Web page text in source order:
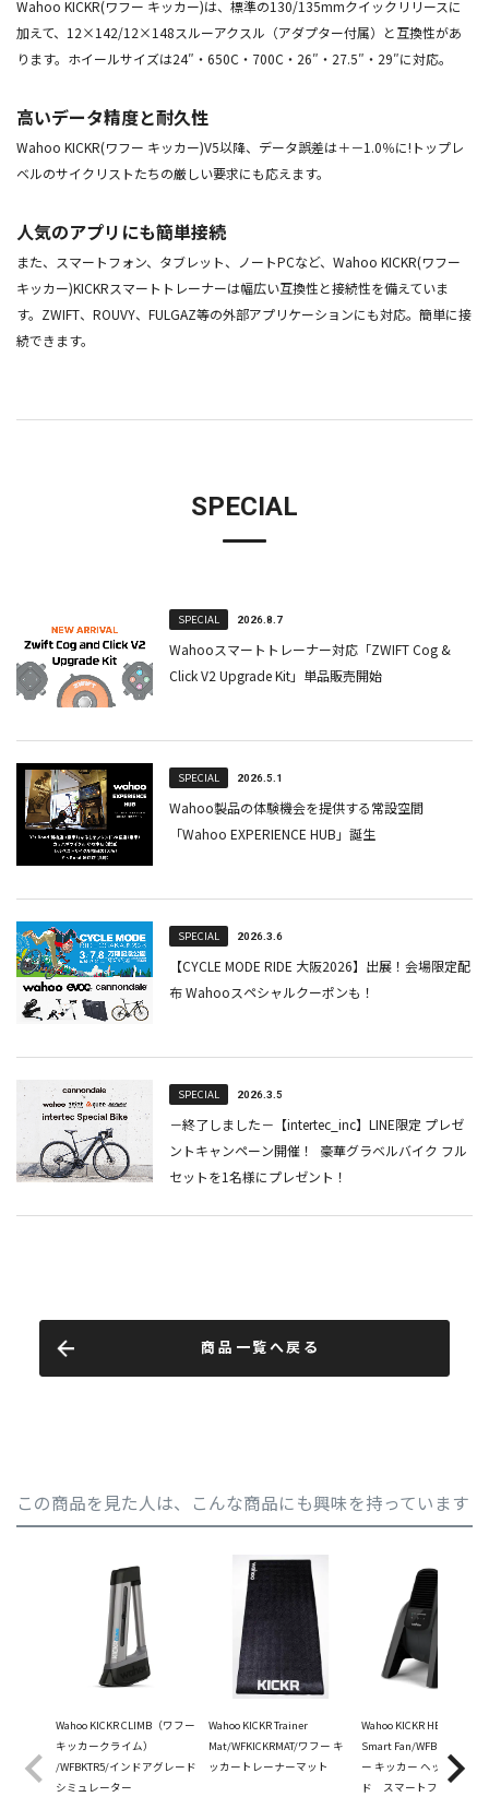
Wahoo KICKR(ワフー キッカー)は、標準の130/135mmクイックリリースに
加えて、12×142/12×148スルーアクスル（アダプター付属）と互換性があ
ります。ホイールサイズは24″・650C・700C・26″・27.5″・29″に対応。
高いデータ精度と耐久性
Wahoo KICKR(ワフー キッカー)V5以降、データ誤差は＋－1.0％に!トップレ
ベルのサイクリストたちの厳しい要求にも応えます。
人気のアプリにも簡単接続
また、スマートフォン、タブレット、ノートPCなど、Wahoo KICKR(ワフー
キッカー)KICKRスマートトレーナーは幅広い互換性と接続性を備えていま
す。ZWIFT、ROUVY、FULGAZ等の外部アプリケーションにも対応。簡単に接
続できます。
SPECIAL
商品一覧へ戻る
この商品を見た人は、こんな商品にも興味を持っています
Wahoo KICKR CLIMB（ワフー
キッカークライム）
/WFBKTR5/インドアグレード
シミュレーター
Wahoo KICKR Trainer
Mat/WFKICKRMAT/ワフー キ
ッカートレーナーマット
Wahoo KICKR HEADWIND
Smart Fan/WFBKTR7US/
ー キッカー ヘッドウイン
ド スマートファン